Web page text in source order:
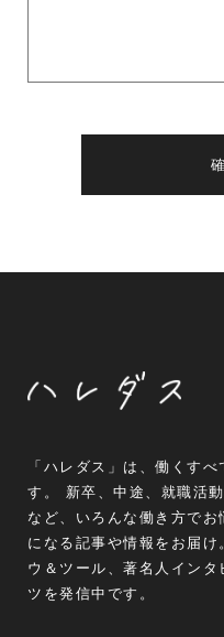
「ハレダス」は、働くす
す。 新卒、中途、就職活
など、いろんな働き方で
になる記事や情報をお届
ウ＆ツール、著名人イン
ツを発信中です。